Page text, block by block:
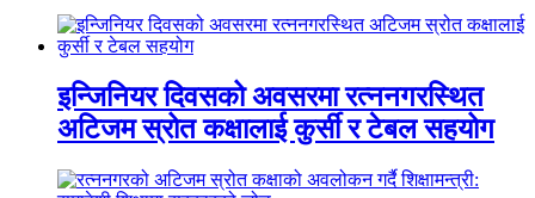
इन्जिनियर दिवसको अवसरमा रत्ननगरस्थित
अटिजम स्रोत कक्षालाई कुर्सी र टेबल सहयोग